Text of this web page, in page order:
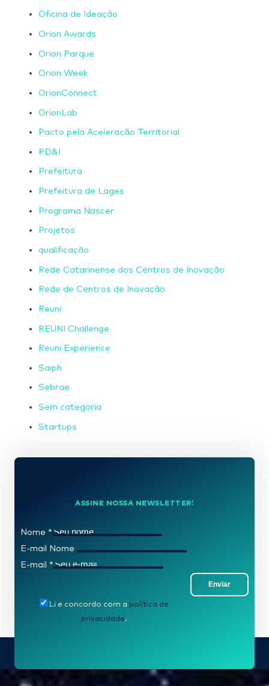
Oficina de Ideação
Orion Awards
Orion Parque
Orion Week
OrionConnect
OrionLab
Pacto pela Aceleração Territorial
PD&I
Prefeitura
Prefeitura de Lages
Programa Nascer
Projetos
qualificação
Rede Catarinense dos Centros de Inovação
Rede de Centros de Inovação
Reuni
REUNI Challenge
Reuni Experience
Saiph
Sebrae
Sem categoria
Startups
ASSINE NOSSA NEWSLETTER!
Nome *
E-mail Nome
E-mail *
Enviar
Li e concordo com a política de
privacidade.